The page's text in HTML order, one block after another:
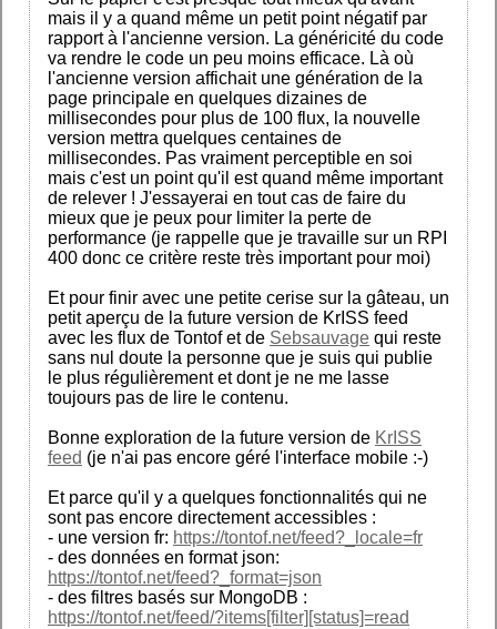
mais il y a quand même un petit point négatif par
rapport à l'ancienne version. La généricité du code
va rendre le code un peu moins efficace. Là où
l'ancienne version affichait une génération de la
page principale en quelques dizaines de
millisecondes pour plus de 100 flux, la nouvelle
version mettra quelques centaines de
millisecondes. Pas vraiment perceptible en soi
mais c'est un point qu'il est quand même important
de relever ! J'essayerai en tout cas de faire du
mieux que je peux pour limiter la perte de
performance (je rappelle que je travaille sur un RPI
400 donc ce critère reste très important pour moi)
Et pour finir avec une petite cerise sur la gâteau, un
petit aperçu de la future version de KrISS feed
avec les flux de Tontof et de Sebsauvage qui reste
sans nul doute la personne que je suis qui publie
le plus régulièrement et dont je ne me lasse
toujours pas de lire le contenu.
Bonne exploration de la future version de KrISS
feed (je n'ai pas encore géré l'interface mobile :-)
Et parce qu'il y a quelques fonctionnalités qui ne
sont pas encore directement accessibles :
- une version fr: https://tontof.net/feed?_locale=fr
- des données en format json:
https://tontof.net/feed?_format=json
- des filtres basés sur MongoDB :
https://tontof.net/feed/?items[filter][status]=read